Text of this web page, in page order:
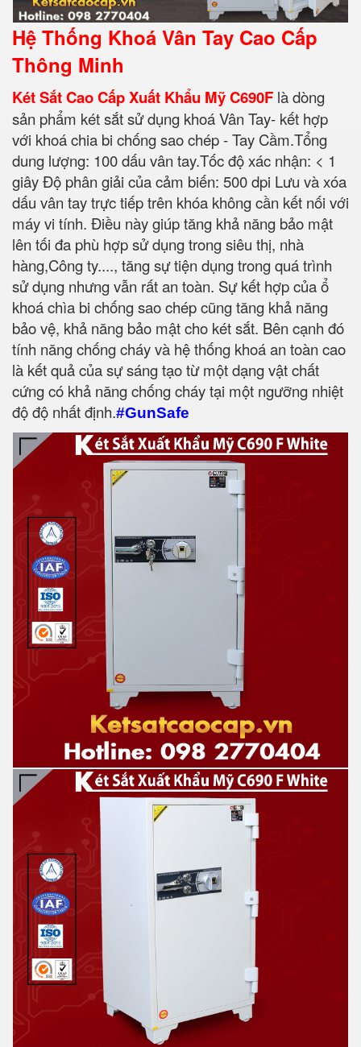
Hệ Thống Khoá Vân Tay Cao Cấp
Thông Minh
Két Sắt Cao Cấp Xuất Khẩu Mỹ C690F là dòng
sản phẩm két sắt sử dụng khoá Vân Tay- kết hợp
với khoá chia bi chống sao chép - Tay Cầm.Tổng
dung lượng: 100 dấu vân tay.Tốc độ xác nhận: < 1
giây Độ phân giải của cảm biến: 500 dpi Lưu và xóa
dấu vân tay trực tiếp trên khóa không cần kết nối với
máy vi tính. Điều này giúp tăng khả năng bảo mật
lên tối đa phù hợp sử dụng trong siêu thị, nhà
hàng,Công ty...., tăng sự tiện dụng trong quá trình
sử dụng nhưng vẫn rất an toàn. Sự kết hợp của ổ
khoá chìa bi chống sao chép cũng tăng khả năng
bảo vệ, khả năng bảo mật cho két sắt. Bên cạnh đó
tính năng chống cháy và hệ thống khoá an toàn cao
là kết quả của sự sáng tạo từ một dạng vật chất
cứng có khả năng chống cháy tại một ngưỡng nhiệt
độ độ nhất định.#GunSafe